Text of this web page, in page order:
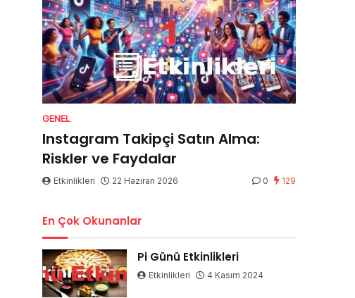
GENEL
Instagram Takipçi Satın Alma:
Riskler ve Faydalar
Etkinlikleri 22 Haziran 2026 0 129
En Çok Okunanlar
Pi Günü Etkinlikleri
Etkinlikleri 4 Kasım 2024